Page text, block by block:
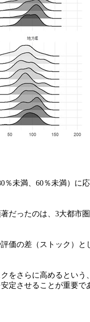
未満、60％未満）に
ったのは、3大都市
の差（ストック）
さらに高めるという
定させることが重要で